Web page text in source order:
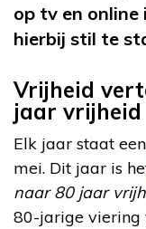
op tv en online
hierbij stil te
Vrijheid
jaar vrijheid
Elk jaar staat
mei. Dit jaar is
naar 80 jaar
80-jarige viering